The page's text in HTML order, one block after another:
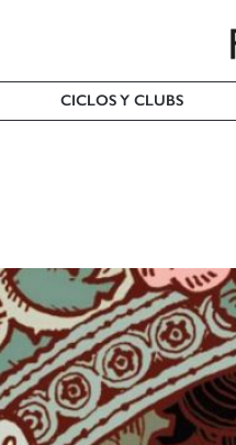
CICLOS Y CLUBS